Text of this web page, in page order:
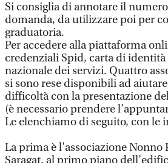
Si consiglia di annotare il
domanda, da utilizzare poi per
graduatoria.
Per accedere alla piattaforma
credenziali Spid, carta di
nazionale dei servizi. Quattro
si sono rese disponibili ad
difficoltà con la presentazione
(è necessario prendere
Le elenchiamo di seguito, con
La prima è l’associazione Nonno
Saragat, al primo piano